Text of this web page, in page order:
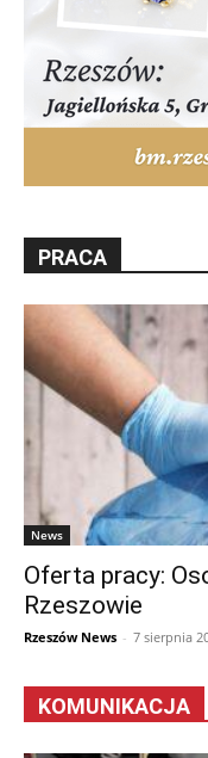
PRACA
News
Oferta pracy:
Rzeszowie
Rzeszów News - 7 sierpnia
KOMUNIKACJA